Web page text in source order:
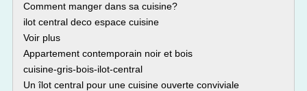
Comment manger dans sa cuisine?
ilot central deco espace cuisine
Voir plus
Appartement contemporain noir et bois
cuisine-gris-bois-ilot-central
Un îlot central pour une cuisine ouverte conviviale